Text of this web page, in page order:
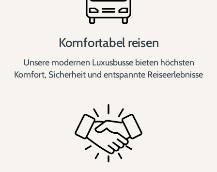
Komfortabel reisen
Unsere modernen Luxusbusse bieten höchsten
Komfort, Sicherheit und entspannte Reiseerlebnisse